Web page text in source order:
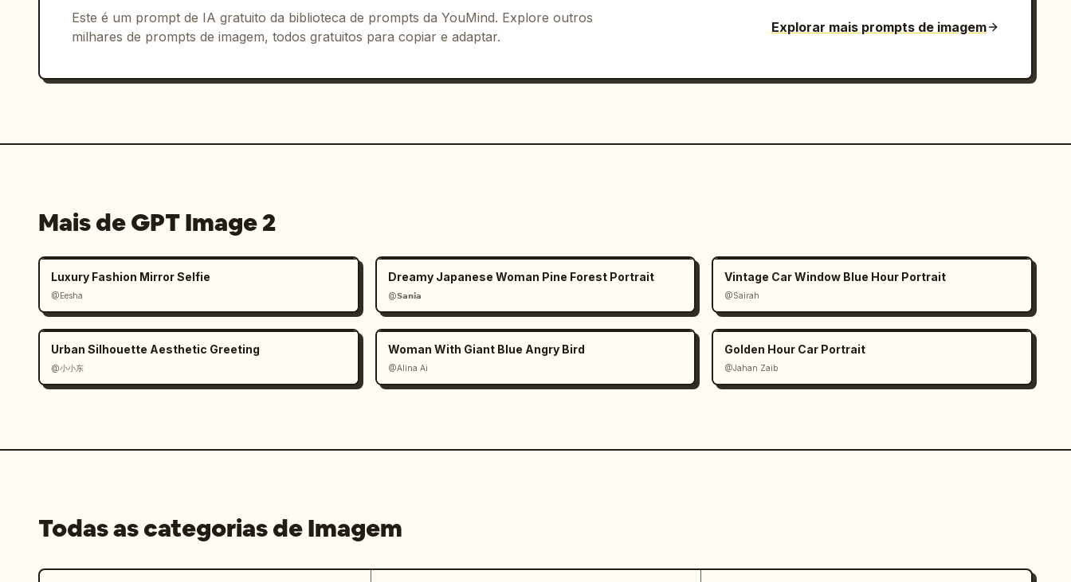
Este é um prompt de IA gratuito da biblioteca de prompts da YouMind. Explore outros
milhares de prompts de imagem, todos gratuitos para copiar e adaptar.
Explorar mais prompts de imagem
Mais de GPT Image 2
Luxury Fashion Mirror Selfie
@Eesha
Dreamy Japanese Woman Pine Forest Portrait
@𝗦𝗮𝗻𝗶𝗮
Vintage Car Window Blue Hour Portrait
@Sairah
Urban Silhouette Aesthetic Greeting
@小小东
Woman With Giant Blue Angry Bird
@Alina Ai
Golden Hour Car Portrait
@Jahan Zaib
Todas as categorias de Imagem